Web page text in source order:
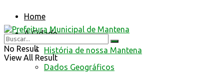
Home
A Cidade
História de nossa Mantena
Dados Geográficos
No Result
View All Result